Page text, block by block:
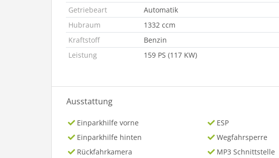
Getriebeart
Automatik
Hubraum
1332 ccm
Kraftstoff
Benzin
Leistung
159 PS (117 KW)
Ausstattung
Einparkhilfe vorne
Einparkhilfe hinten
Rückfahrkamera
ESP
Wegfahrsperre
MP3 Schnittstelle